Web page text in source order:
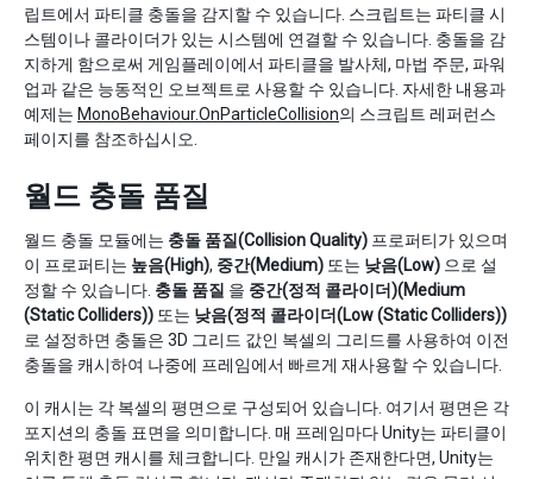
립트에서 파티클 충돌을 감지할 수 있습니다. 스크립트는 파티클 시
스템이나 콜라이더가 있는 시스템에 연결할 수 있습니다. 충돌을 감
지하게 함으로써 게임플레이에서 파티클을 발사체, 마법 주문, 파워
업과 같은 능동적인 오브젝트로 사용할 수 있습니다. 자세한 내용과
예제는 MonoBehaviour.OnParticleCollision의 스크립트 레퍼런스
페이지를 참조하십시오.
월드 충돌 품질
월드 충돌 모듈에는 충돌 품질(Collision Quality) 프로퍼티가 있으며
이 프로퍼티는 높음(High), 중간(Medium) 또는 낮음(Low) 으로 설
정할 수 있습니다. 충돌 품질 을 중간(정적 콜라이더)(Medium
(Static Colliders)) 또는 낮음(정적 콜라이더(Low (Static Colliders))
로 설정하면 충돌은 3D 그리드 값인 복셀의 그리드를 사용하여 이전
충돌을 캐시하여 나중에 프레임에서 빠르게 재사용할 수 있습니다.
이 캐시는 각 복셀의 평면으로 구성되어 있습니다. 여기서 평면은 각
포지션의 충돌 표면을 의미합니다. 매 프레임마다 Unity는 파티클이
위치한 평면 캐시를 체크합니다. 만일 캐시가 존재한다면, Unity는